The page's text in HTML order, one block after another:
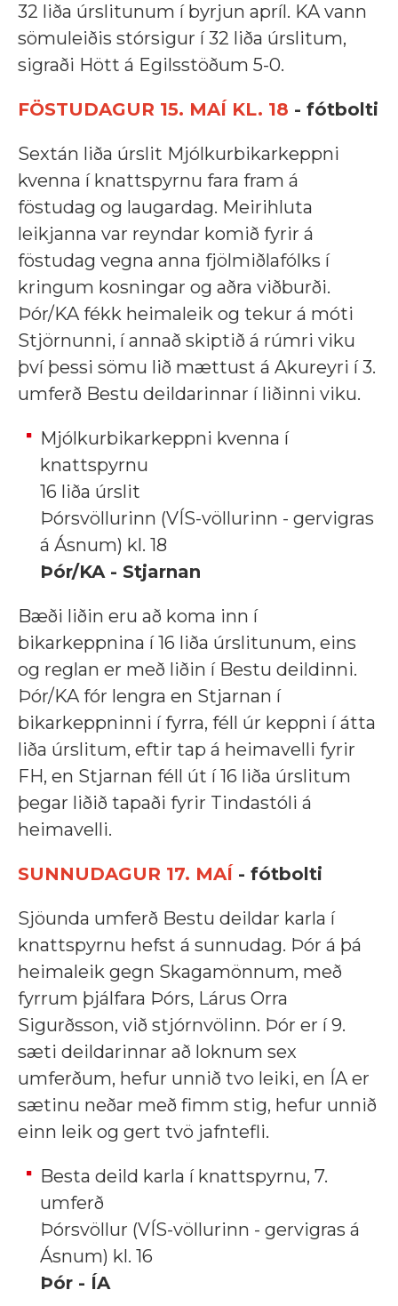
32 liða úrslitunum í byrjun apríl. KA vann
sömuleiðis stórsigur í 32 liða úrslitum,
sigraði Hött á Egilsstöðum 5-0.
FÖSTUDAGUR 15. MAÍ KL. 18 - fótbolti
Sextán liða úrslit Mjólkurbikarkeppni
kvenna í knattspyrnu fara fram á
föstudag og laugardag. Meirihluta
leikjanna var reyndar komið fyrir á
föstudag vegna anna fjölmiðlafólks í
kringum kosningar og aðra viðburði.
Þór/KA fékk heimaleik og tekur á móti
Stjörnunni, í annað skiptið á rúmri viku
því þessi sömu lið mættust á Akureyri í 3.
umferð Bestu deildarinnar í liðinni viku.
Mjólkurbikarkeppni kvenna í
knattspyrnu
16 liða úrslit
Þórsvöllurinn (VÍS-völlurinn - gervigras
á Ásnum) kl. 18
Þór/KA - Stjarnan
Bæði liðin eru að koma inn í
bikarkeppnina í 16 liða úrslitunum, eins
og reglan er með liðin í Bestu deildinni.
Þór/KA fór lengra en Stjarnan í
bikarkeppninni í fyrra, féll úr keppni í átta
liða úrslitum, eftir tap á heimavelli fyrir
FH, en Stjarnan féll út í 16 liða úrslitum
þegar liðið tapaði fyrir Tindastóli á
heimavelli.
SUNNUDAGUR 17. MAÍ - fótbolti
Sjöunda umferð Bestu deildar karla í
knattspyrnu hefst á sunnudag. Þór á þá
heimaleik gegn Skagamönnum, með
fyrrum þjálfara Þórs, Lárus Orra
Sigurðsson, við stjórnvölinn. Þór er í 9.
sæti deildarinnar að loknum sex
umferðum, hefur unnið tvo leiki, en ÍA er
sætinu neðar með fimm stig, hefur unnið
einn leik og gert tvö jafntefli.
Besta deild karla í knattspyrnu, 7.
umferð
Þórsvöllur (VÍS-völlurinn - gervigras á
Ásnum) kl. 16
Þór - ÍA